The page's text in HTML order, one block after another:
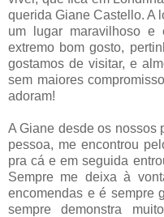
querida Giane Castello. A
um lugar maravilhoso e
extremo bom gosto,
gostamos de visitar, e
sem maiores
adoram!
A Giane desde os nossos
pessoa, me encontrou
pra cá e em seguida
Sempre me deixa à
encomendas e é sempre
sempre demonstra